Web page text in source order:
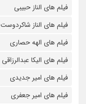
فیلم های الناز حبیبی
فیلم های الناز شاکردوست
فیلم های الهه حصاری
فیلم های الیکا عبدالرزاقی
فیلم های امیر جدیدی
فیلم های امیر جعفری